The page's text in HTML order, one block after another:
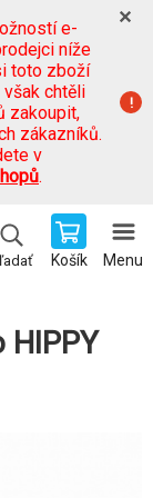
e-
níže
toto zboží
chtěli
zakoupit,
zákazníků.
v
.
Košík Menu
HIPPY